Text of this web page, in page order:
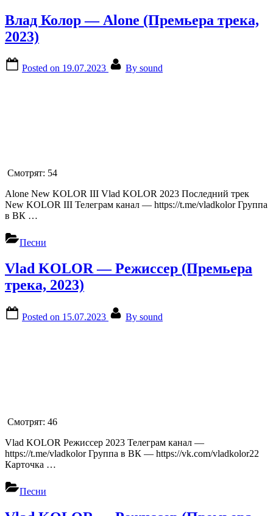
Влад Колор — Alone (Премьера трека,
2023)
Posted on 19.07.2023 By sound
Смотрят: 54
Alone New KOLOR III Vlad KOLOR 2023 Последний трек
New KOLOR III Телеграм канал — https://t.me/vladkolor Группа
в ВК …
Песни
Vlad KOLOR — Режиссер (Премьера
трека, 2023)
Posted on 15.07.2023 By sound
Смотрят: 46
Vlad KOLOR Режиссер 2023 Телеграм канал —
https://t.me/vladkolor Группа в ВК — https://vk.com/vladkolor22
Карточка …
Песни